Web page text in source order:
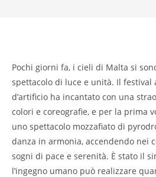
Pochi giorni fa, i cieli di Malta si
spettacolo di luce e unità. Il festival
d’artificio ha incantato con una
colori e coreografie, e per la prima
uno spettacolo mozzafiato di
danza in armonia, accendendo nei
sogni di pace e serenità. È stato il
l’ingegno umano può realizzare